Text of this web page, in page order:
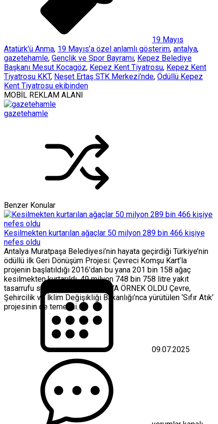
19 Mayıs
Atatürk'ü Anma, 19 Mayıs’a özel anlamlı gösterim, antalya,
gazetehamle, Gençlik ve Spor Bayramı, Kepez Belediye
Başkanı Mesut Kocagöz, Kepez Kent Tiyatrosu, Kepez Kent
Tiyatrosu KKT, Neşet Ertaş STK Merkezi’nde, Ödüllü Kepez
Kent Tiyatrosu ekibinden
MOBİL REKLAM ALANI
gazetehamle
Benzer Konular
Kesilmekten kurtarılan ağaçlar 50 milyon 289 bin 466 kişiye
nefes oldu
Antalya Muratpaşa Belediyesi’nin hayata geçirdiği Türkiye’nin
ödüllü ilk Geri Dönüşüm Projesi: Çevreci Komşu Kart’la
projenin başlatıldığı 2016’dan bu yana 201 bin 158 ağaç
kesilmekten kurtarıldı, 49 milyon 748 bin 758 litre yakıt
tasarrufu sağlandı. TÜM DÜNYAYA ÖRNEK OLDU Çevre,
Şehircilik ve İklim Değişikliği Bakanlığı’nca yürütülen ‘Sıfır Atık’
projesinin de temelini...
09.07.2025